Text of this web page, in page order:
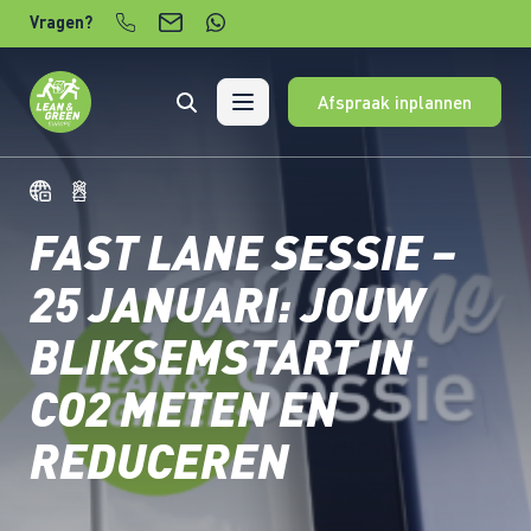
Verder naar content
Vragen?
Afspraak inplannen
FAST LANE SESSIE –
25 JANUARI: JOUW
BLIKSEMSTART IN
CO2 METEN EN
REDUCEREN